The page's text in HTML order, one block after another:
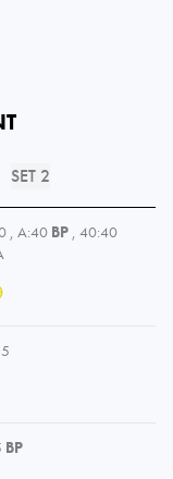
SET 2
, A:40 BP , 40:40
BP